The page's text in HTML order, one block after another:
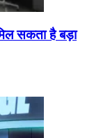
सकता है बड़ा